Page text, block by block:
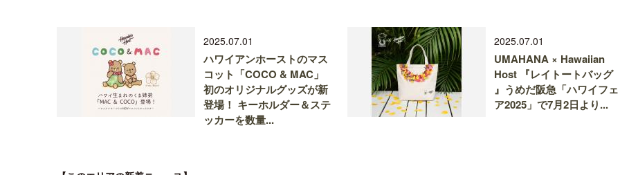
2025.07.01
ハワイアンホーストのマス
コット「COCO & MAC」
初のオリジナルグッズが新
登場！ キーホルダー＆ステ
ッカーを数量...
2025.07.01
UMAHANA × Hawaiian
Host 『レイトートバッグ
』うめだ阪急「ハワイフェ
ア2025」で7月2日より...